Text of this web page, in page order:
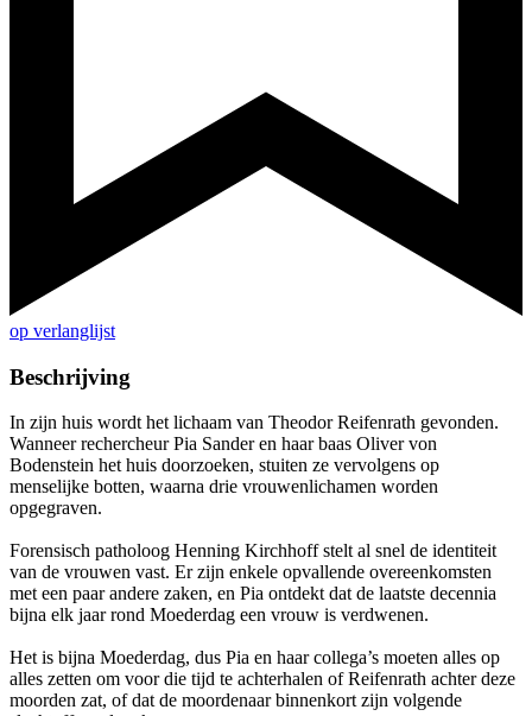
op verlanglijst
Beschrijving
In zijn huis wordt het lichaam van Theodor Reifenrath gevonden.
Wanneer rechercheur Pia Sander en haar baas Oliver von
Bodenstein het huis doorzoeken, stuiten ze vervolgens op
menselijke botten, waarna drie vrouwenlichamen worden
opgegraven.
Forensisch patholoog Henning Kirchhoff stelt al snel de identiteit
van de vrouwen vast. Er zijn enkele opvallende overeenkomsten
met een paar andere zaken, en Pia ontdekt dat de laatste decennia
bijna elk jaar rond Moederdag een vrouw is verdwenen.
Het is bijna Moederdag, dus Pia en haar collega’s moeten alles op
alles zetten om voor die tijd te achterhalen of Reifenrath achter deze
moorden zat, of dat de moordenaar binnenkort zijn volgende